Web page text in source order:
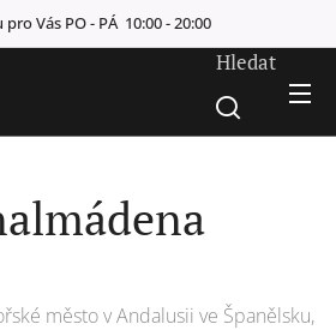
pro Vás PO - PÁ 10:00 - 20:00
Hledat
město v Andalusii ve Španělsku,